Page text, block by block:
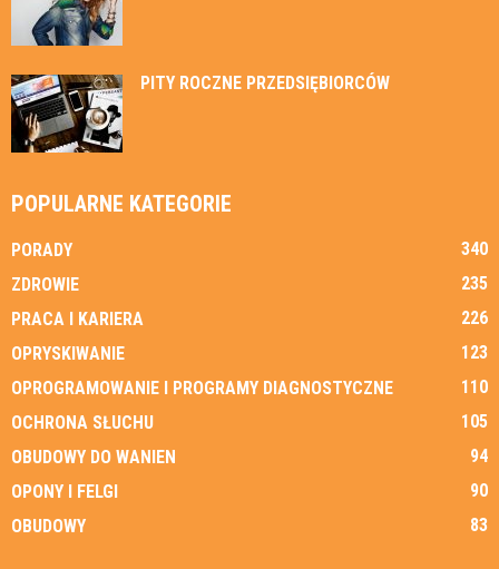
PITY ROCZNE PRZEDSIĘBIORCÓW
POPULARNE KATEGORIE
PORADY
340
ZDROWIE
235
PRACA I KARIERA
226
OPRYSKIWANIE
123
OPROGRAMOWANIE I PROGRAMY DIAGNOSTYCZNE
110
OCHRONA SŁUCHU
105
OBUDOWY DO WANIEN
94
OPONY I FELGI
90
OBUDOWY
83